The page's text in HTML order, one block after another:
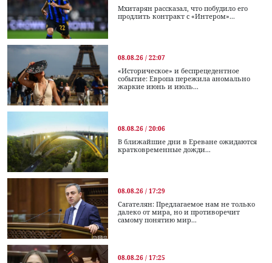
Мхитарян рассказал, что побудило его
продлить контракт с «Интером»...
08.08.26 / 22:07
«Историческое» и беспрецедентное
событие: Европа пережила аномально
жаркие июнь и июль...
08.08.26 / 20:06
В ближайшие дни в Ереване ожидаются
кратковременные дожди...
08.08.26 / 17:29
Сагателян: Предлагаемое нам не только
далеко от мира, но и противоречит
самому понятию мир...
08.08.26 / 17:25